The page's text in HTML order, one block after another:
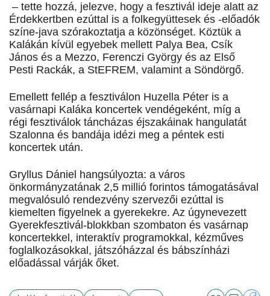
– tette hozzá, jelezve, hogy a fesztivál ideje alatt az
Érdekkertben ezúttal is a folkegyüttesek és -előadók
színe-java szórakoztatja a közönséget. Köztük a
Kalákán kívül egyebek mellett Palya Bea, Csík
János és a Mezzo, Ferenczi György és az Első
Pesti Rackák, a StEFREM, valamint a Söndörgő.
Emellett fellép a fesztiválon Huzella Péter is a
vasárnapi Kaláka koncertek vendégeként, míg a
régi fesztiválok táncházas éjszakáinak hangulatát
Szalonna és bandája idézi meg a péntek esti
koncertek után.
Gryllus Dániel hangsúlyozta: a város
önkormányzatának 2,5 millió forintos támogatásával
megvalósuló rendezvény szervezői ezúttal is
kiemelten figyelnek a gyerekekre. Az úgynevezett
Gyerekfesztivál-blokkban szombaton és vasárnap
koncertekkel, interaktív programokkal, kézműves
foglalkozásokkal, játszóházzal és bábszínházi
előadással várják őket.